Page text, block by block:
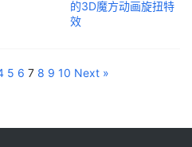
5 6 7 8 9 10 Next »